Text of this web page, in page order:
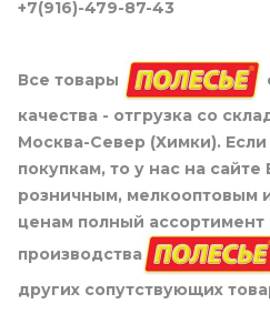
+7(916)-479-87-43
Все товары
качества - отгрузка со
Москва-Север (Химки).
покупкам, то у нас на
розничным, мелкооптовым
ценам полный ассортимент
производства
других сопутствующих